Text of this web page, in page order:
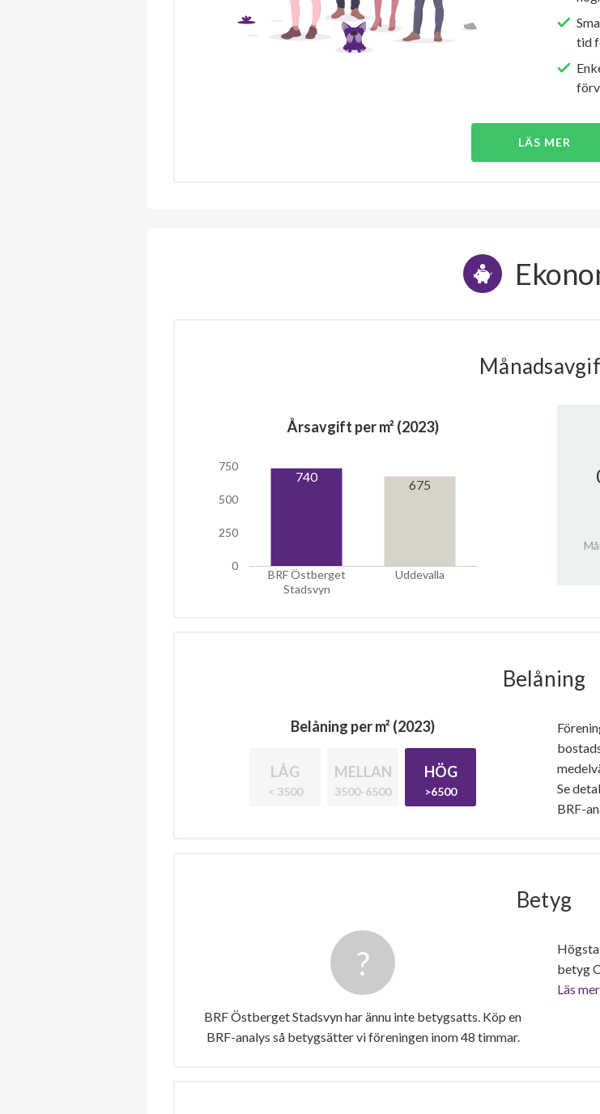
tid
LÄS MER
Årsavgift per m² (2023)
BRF Östberget
Stadsvyn
Uddevalla
0
250
500
750
740
675
Belåning
Belåning per m² (2023)
LÅG
< 3500
MELLAN
3500-6500
HÖG
>6500
Se
BRF-
Betyg
BRF Östberget Stadsvyn har ännu inte betygsatts. Köp en
BRF-analys så betygsätter vi föreningen inom 48 timmar.
betyg
Läs